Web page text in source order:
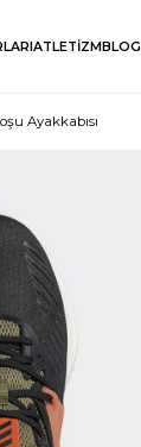
ATLETİZMBLOG
Ayakkabısı